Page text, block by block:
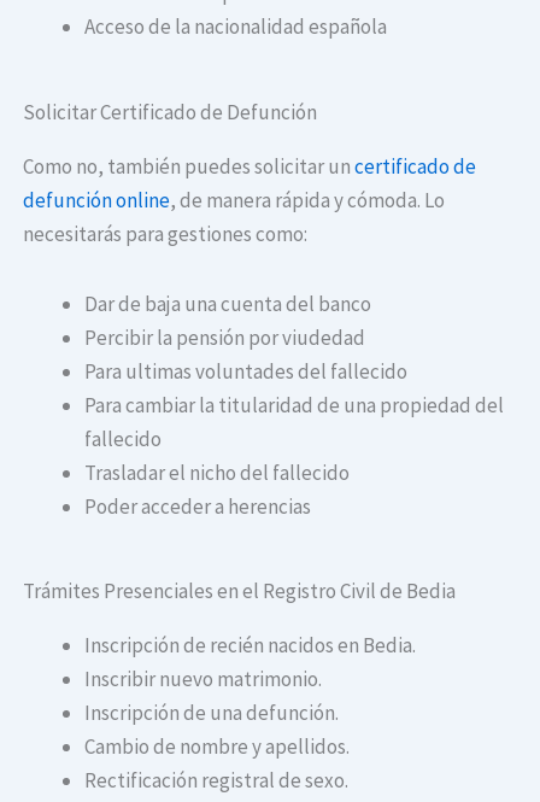
Acceso de la nacionalidad española
Solicitar Certificado de Defunción
Como no, también puedes solicitar uncertificado de
defunción online, de manera rápida y cómoda. Lo
necesitarás para gestiones como:
Dar de baja una cuenta del banco
Percibir la pensión por viudedad
Para ultimas voluntades del fallecido
Para cambiar la titularidad de una propiedad del
fallecido
Trasladar el nicho del fallecido
Poder acceder a herencias
Trámites Presenciales en el Registro Civil de Bedia
Inscripción de recién nacidos en Bedia.
Inscribir nuevo matrimonio.
Inscripción de una defunción.
Cambio de nombre y apellidos.
Rectificación registral de sexo.